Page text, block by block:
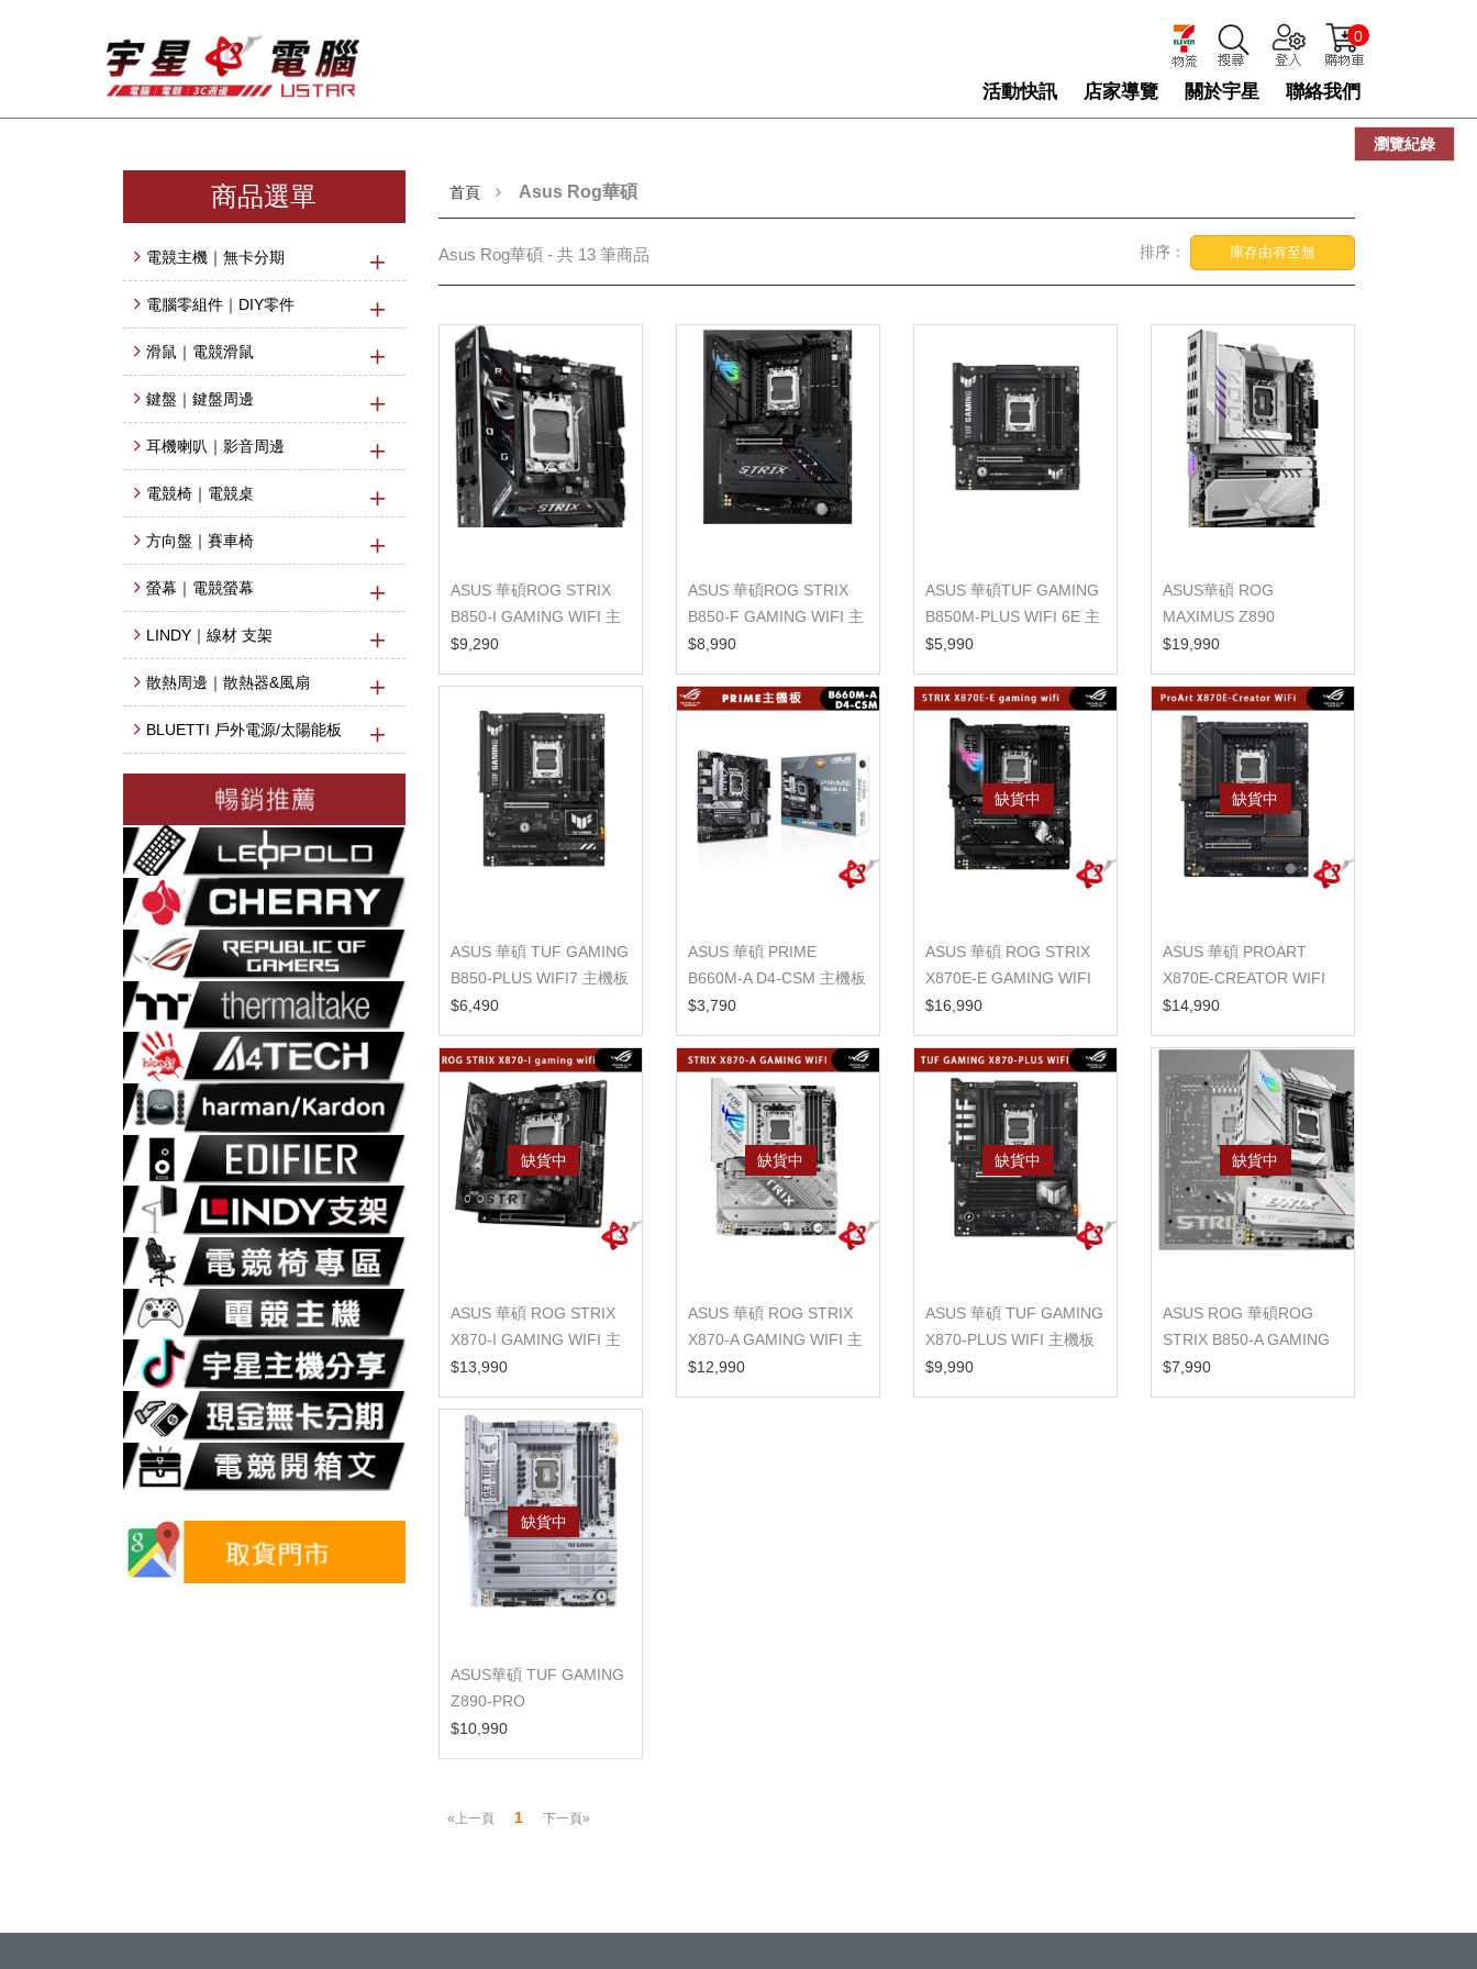
活動快訊 店家導覽 關於宇星 聯絡我們
0
商品選單
電競主機｜無卡分期
電腦零組件｜DIY零件
滑鼠｜電競滑鼠
鍵盤｜鍵盤周邊
耳機喇叭｜影音周邊
電競椅｜電競桌
方向盤｜賽車椅
螢幕｜電競螢幕
LINDY｜線材 支架
散熱周邊｜散熱器&風扇
BLUETTI 戶外電源/太陽能板
首頁 Asus Rog華碩
Asus Rog華碩 - 共 13 筆商品 排序： 庫存由有至無
ASUS 華碩ROG STRIX
B850-I GAMING WIFI 主
機板
$9,290
ASUS 華碩ROG STRIX
B850-F GAMING WIFI 主
機板
$8,990
ASUS 華碩TUF GAMING
B850M-PLUS WIFI 6E 主
機板
$5,990
ASUS華碩 ROG
MAXIMUS Z890
APEX【ATX/1851腳位】
$19,990
ASUS 華碩 TUF GAMING
B850-PLUS WIFI7 主機板
$6,490
ASUS 華碩 PRIME
B660M-A D4-CSM 主機板
$3,790
缺貨中
ASUS 華碩 ROG STRIX
X870E-E GAMING WIFI
主機板
$16,990
缺貨中
ASUS 華碩 PROART
X870E-CREATOR WIFI
主機板
$14,990
缺貨中
ASUS 華碩 ROG STRIX
X870-I GAMING WIFI 主
機板
$13,990
缺貨中
ASUS 華碩 ROG STRIX
X870-A GAMING WIFI 主
機板
$12,990
缺貨中
ASUS 華碩 TUF GAMING
X870-PLUS WIFI 主機板
$9,990
缺貨中
ASUS ROG 華碩ROG
STRIX B850-A GAMING
WIFI 主機板
$7,990
缺貨中
ASUS華碩 TUF GAMING
Z890-PRO
WIFI【ATX/1851腳位】
$10,990
«上一頁 1 下一頁»
瀏覽紀錄